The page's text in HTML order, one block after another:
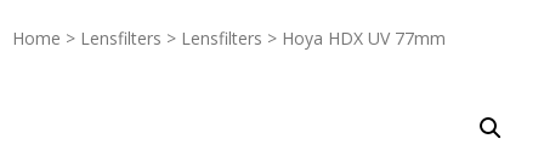
Home > Lensfilters > Lensfilters > Hoya HDX UV 77mm